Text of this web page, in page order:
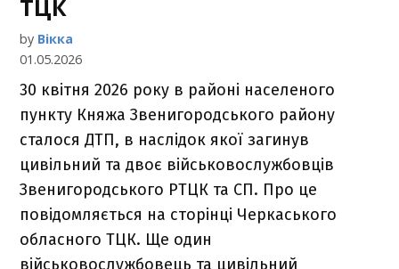
ТЦК
by Вікка
01.05.2026
30 квітня 2026 року в районі населеного
пункту Княжа Звенигородського району
сталося ДТП, в наслідок якої загинув
цивільний та двоє військовослужбовців
Звенигородського РТЦК та СП. Про це
повідомляється на сторінці Черкаського
обласного ТЦК. Ще один
військовослужбовець та цивільний